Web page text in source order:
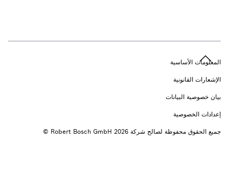
المعلومات الأساسية
الإشعارات القانونية
بيان خصوصية البيانات
إعدادات الخصوصية
جميع الحقوق محفوظة لصالح شركة 2026 ‎© Robert Bosch GmbH ‏